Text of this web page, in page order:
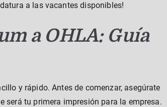
a las vacantes disponibles!
a OHLA: Guía
y rápido. Antes de comenzar, asegúrate
será tu primera impresión para la empresa.